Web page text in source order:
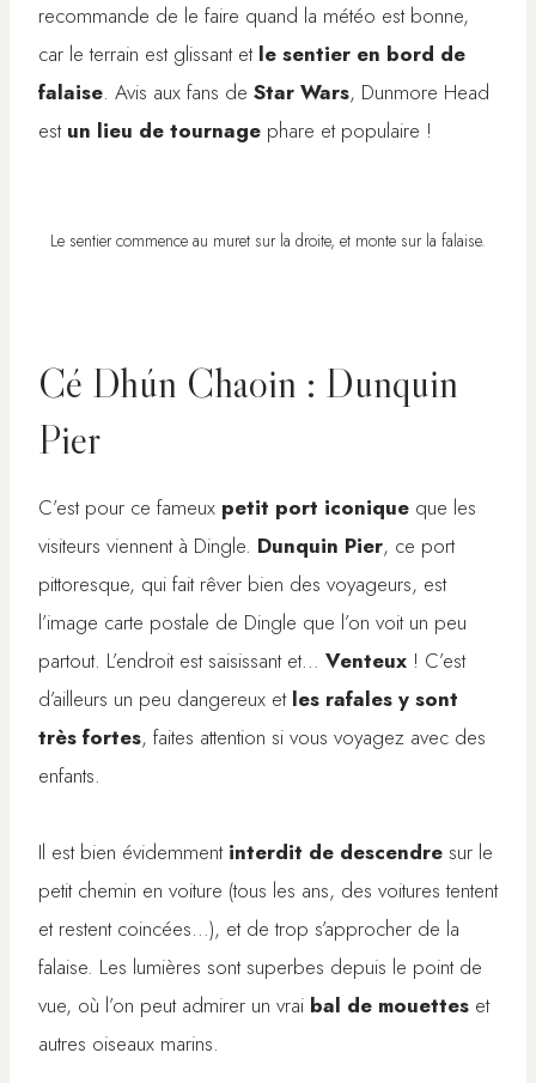
recommande de le faire quand la météo est bonne,
car le terrain est glissant et le sentier en bord de
falaise. Avis aux fans de Star Wars, Dunmore Head
est un lieu de tournage phare et populaire !
Le sentier commence au muret sur la droite, et monte sur la falaise.
Cé Dhún Chaoin : Dunquin
Pier
C’est pour ce fameux petit port iconique que les
visiteurs viennent à Dingle. Dunquin Pier, ce port
pittoresque, qui fait rêver bien des voyageurs, est
l’image carte postale de Dingle que l’on voit un peu
partout. L’endroit est saisissant et… Venteux ! C’est
d’ailleurs un peu dangereux etles rafales y sont
très fortes, faites attention si vous voyagez avec des
enfants.
Il est bien évidemment interdit de descendre sur le
petit chemin en voiture (tous les ans, des voitures tentent
et restent coincées…), et de trop s’approcher de la
falaise. Les lumières sont superbes depuis le point de
vue, où l’on peut admirer un vrai bal de mouettes et
autres oiseaux marins.